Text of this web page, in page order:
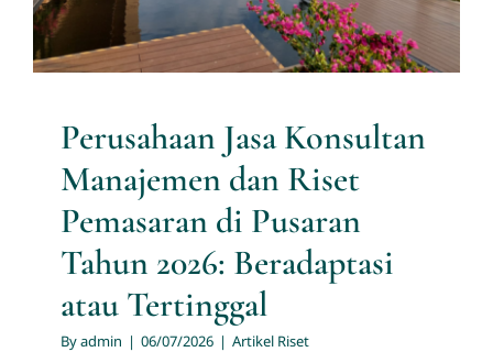
Artikel Riset
Perusahaan Jasa Konsultan
Manajemen dan Riset
Pemasaran di Pusaran
Tahun 2026: Beradaptasi
atau Tertinggal
Byadmin | 06/07/2026 | Artikel Riset